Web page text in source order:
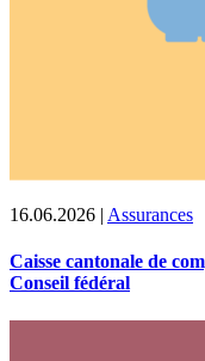
16.06.2026 | Assurances
Caisse cantonale de
Conseil fédéral